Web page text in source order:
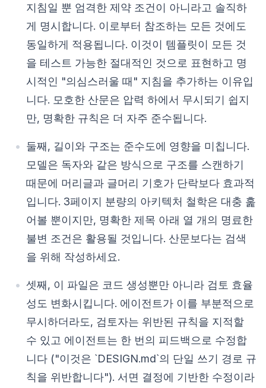
지침일 뿐 엄격한 제약 조건이 아니라고 솔직하
게 명시합니다. 이로부터 참조하는 모든 것에도
동일하게 적용됩니다. 이것이 템플릿이 모든 것
을 테스트 가능한 절대적인 것으로 표현하고 명
시적인 "의심스러울 때" 지침을 추가하는 이유입
니다. 모호한 산문은 압력 하에서 무시되기 쉽지
만, 명확한 규칙은 더 자주 준수됩니다.
둘째, 길이와 구조는 준수도에 영향을 미칩니다.
모델은 독자와 같은 방식으로 구조를 스캔하기
때문에 머리글과 글머리 기호가 단락보다 효과적
입니다. 3페이지 분량의 아키텍처 철학은 대충 훑
어볼 뿐이지만, 명확한 제목 아래 열 개의 명료한
불변 조건은 활용될 것입니다. 산문보다는 검색
을 위해 작성하세요.
셋째, 이 파일은 코드 생성뿐만 아니라 검토 효율
성도 변화시킵니다. 에이전트가 이를 부분적으로
무시하더라도, 검토자는 위반된 규칙을 지적할
수 있고 에이전트는 한 번의 피드백으로 수정합
니다 ("이것은 `DESIGN.md`의 단일 쓰기 경로 규
칙을 위반합니다"). 서면 결정에 기반한 수정이라